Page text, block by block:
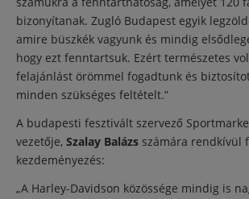
bizonyítanak. Zugló Budapest egyik
amire büszkék vagyunk és mindig
hogy ezt fenntartsuk. Ezért természetes
felajánlást örömmel fogadtunk és
minden szükséges feltételt.”
A budapesti fesztivált szervező
vezetője, Szalay Balázs számára rendkívül
kezdeményezés:
„A Harley-Davidson közössége mindig is